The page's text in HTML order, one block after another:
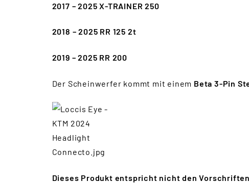
2017 – 2025 X-TRAINER 250
2018 – 2025 RR 125 2t
2019 – 2025 RR 200
Der Scheinwerfer kommt mit einem Beta 3-Pin
Dieses Produkt entspricht nicht den